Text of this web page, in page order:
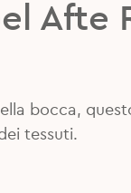
Afte
bocca,
tessuti.